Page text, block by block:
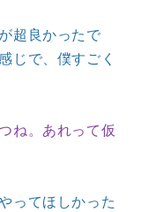
超良かったで
じで、僕すごく
ね。あれって仮
ってほしかった